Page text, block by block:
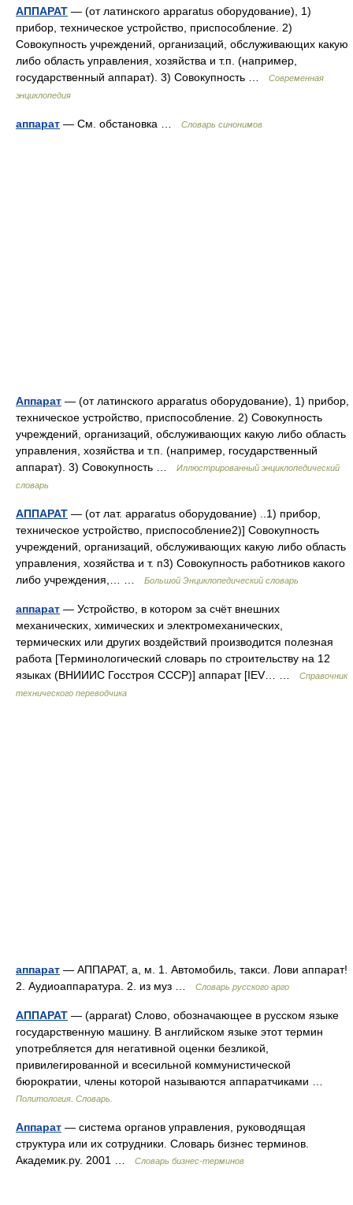
АППАРАТ — (от латинского apparatus оборудование), 1)
прибор, техническое устройство, приспособление. 2)
Совокупность учреждений, организаций, обслуживающих какую
либо область управления, хозяйства и т.п. (например,
государственный аппарат). 3) Совокупность …
Современная
энциклопедия
аппарат — См. обстановка … Словарь синонимов
Аппарат — (от латинского apparatus оборудование), 1) прибор,
техническое устройство, приспособление. 2) Совокупность
учреждений, организаций, обслуживающих какую либо область
управления, хозяйства и т.п. (например, государственный
аппарат). 3) Совокупность …
Иллюстрированный энциклопедический
словарь
АППАРАТ — (от лат. apparatus оборудование) ..1) прибор,
техническое устройство, приспособление2)] Совокупность
учреждений, организаций, обслуживающих какую либо область
управления, хозяйства и т. п3) Совокупность работников какого
либо учреждения,… …
Большой Энциклопедический словарь
аппарат — Устройство, в котором за счёт внешних
механических, химических и электромеханических,
термических или других воздействий производится полезная
работа [Терминологический словарь по строительству на 12
языках (ВНИИИС Госстроя СССР)] аппарат [IEV… …
Справочник
технического переводчика
аппарат — АППАРАТ, а, м. 1. Автомобиль, такси. Лови аппарат!
2. Аудиоаппаратура. 2. из муз …
Словарь русского арго
АППАРАТ — (apparat) Слово, обозначающее в русском языке
государственную машину. В английском языке этот термин
употребляется для негативной оценки безликой,
привилегированной и всесильной коммунистической
бюрократии, члены которой называются аппаратчиками …
Политология. Словарь.
Аппарат — система органов управления, руководящая
структура или их сотрудники. Словарь бизнес терминов.
Академик.ру. 2001 …
Словарь бизнес-терминов